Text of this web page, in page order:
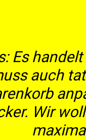
Es
auch
Wir